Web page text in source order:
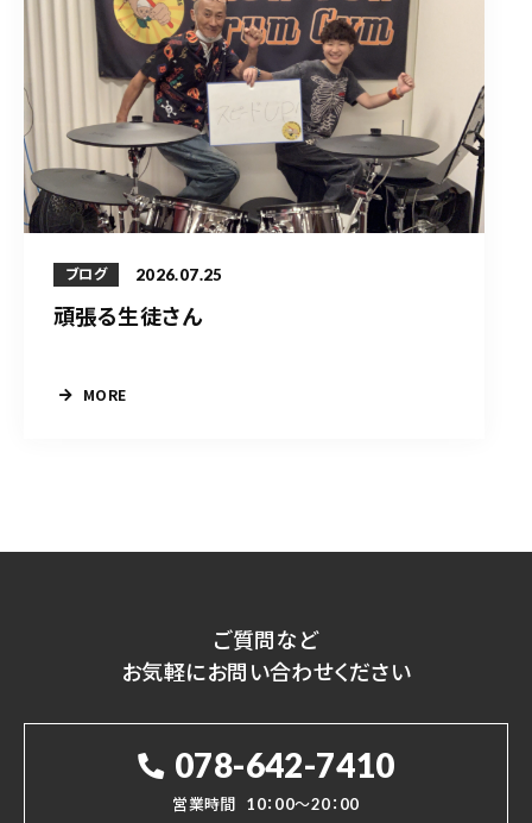
ブログ 2026.07.25
頑張る生徒さん
MORE
ご質問など
お気軽にお問い合わせください
078-642-7410
営業時間 10：00～20：00